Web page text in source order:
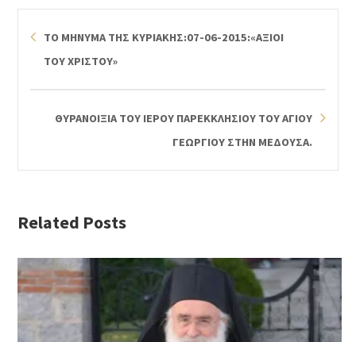
ΤΟ ΜΗΝΥΜΑ ΤΗΣ ΚΥΡΙΑΚΗΣ:07-06-2015:«ΑΞΙΟΙ
ΤΟΥ ΧΡΙΣΤΟΥ»
ΘΥΡΑΝΟΙΞΙΑ ΤΟΥ ΙΕΡΟΥ ΠΑΡΕΚΚΛΗΣΙΟΥ ΤΟΥ ΑΓΙΟΥ
ΓΕΩΡΓΙΟΥ ΣΤΗΝ ΜΕΔΟΥΣΑ.
Related Posts